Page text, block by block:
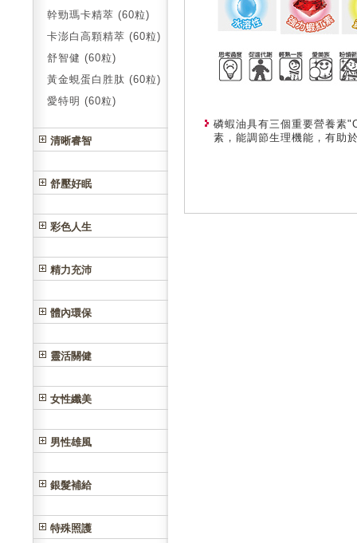
幹勁瑪卡精萃 (60粒)
卡澎白高顆精萃 (60粒)
舒智健 (60粒)
黃金蜆蛋白胜肽 (60粒)
愛特明 (60粒)
清晰睿智
舒壓好眠
彩色人生
精力充沛
體內環保
靈活關健
女性纖美
男性雄風
銀髮補給
特殊照護
磷蝦油具有三個重要營養素
素，能調節生理機能，有助